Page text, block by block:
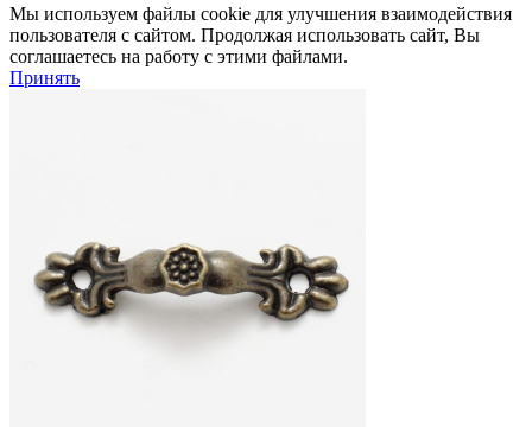
Мы используем файлы cookie для улучшения взаимодействия
пользователя с сайтом. Продолжая использовать сайт, Вы
соглашаетесь на работу с этими файлами.
Принять